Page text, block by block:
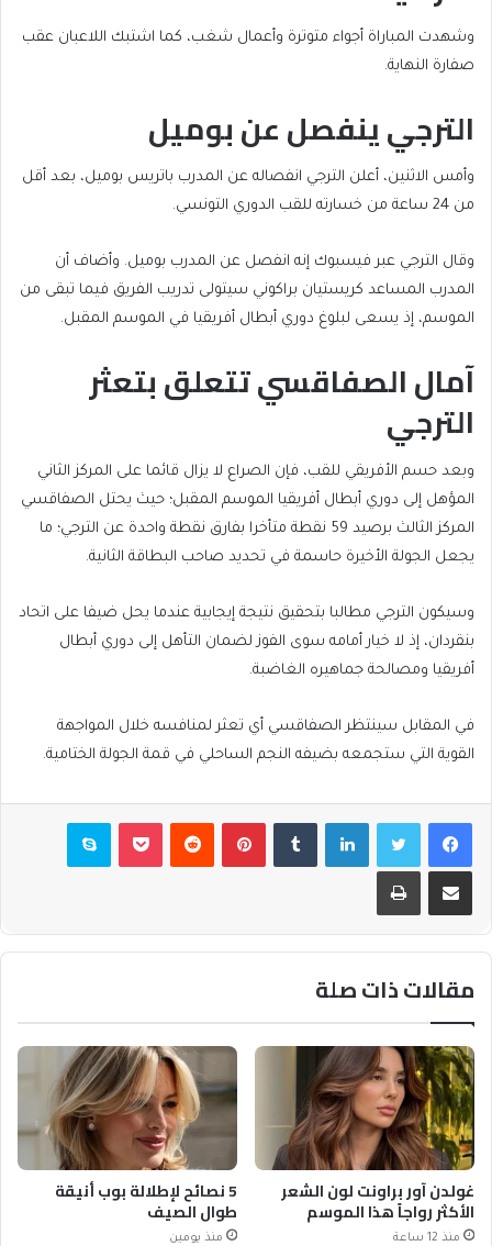
list
of
items
end
of
وشهدت المباراة أجواء متوترة وأعمال شغب، كما اشتبك اللاعبان عقب
صفارة النهاية.
الترجي ينفصل عن بوميل
وأمس الاثنين، أعلن الترجي انفصاله عن المدرب باتريس بوميل، بعد أقل
من 24 ساعة من خسارته للقب الدوري التونسي.
وقال الترجي عبر فيسبوك إنه انفصل عن المدرب بوميل. وأضاف أن
المدرب المساعد كريستيان براكوني سيتولى تدريب الفريق فيما تبقى من
الموسم، إذ يسعى لبلوغ دوري أبطال أفريقيا في الموسم المقبل.
آمال الصفاقسي تتعلق بتعثر
الترجي
وبعد حسم الأفريقي للقب، فإن الصراع لا يزال قائما على المركز الثاني
المؤهل إلى دوري أبطال أفريقيا الموسم المقبل؛ حيث يحتل الصفاقسي
المركز الثالث برصيد 59 نقطة متأخرا بفارق نقطة واحدة عن الترجي؛ ما
يجعل الجولة الأخيرة حاسمة في تحديد صاحب البطاقة الثانية.
وسيكون الترجي مطالبا بتحقيق نتيجة إيجابية عندما يحل ضيفا على اتحاد
بنقردان، إذ لا خيار أمامه سوى الفوز لضمان التأهل إلى دوري أبطال
أفريقيا ومصالحة جماهيره الغاضبة.
في المقابل سينتظر الصفاقسي أي تعثر لمنافسه خلال المواجهة
القوية التي ستجمعه بضيفه النجم الساحلي في قمة الجولة الختامية.
فيسبوكتويتر لينكدإن بينتيريست بوكيت سكايب
مشاركة عبر البريد طباعة
مقالات ذات صلة
غولدن آور براونت لون الشعر
الأكثر رواجاً هذا الموسم
منذ 12 ساعة
5 نصائح لإطلالة بوب أنيقة
طوال الصيف
منذ يومين